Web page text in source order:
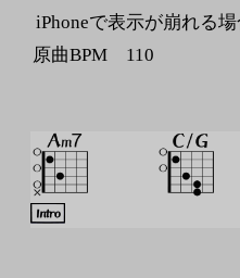
iPhoneで表示が崩れる
原曲BPM 110